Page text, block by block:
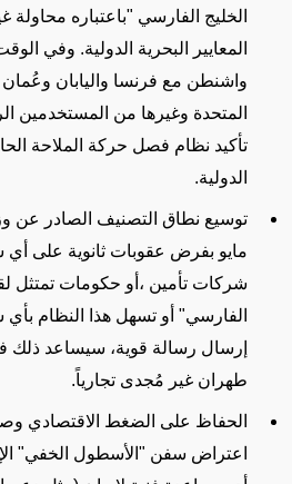
الخليج الفارسي "باعتباره محاولة
المعايير البحرية الدولية. وفي
واشنطن مع فرنسا واليابان وعُمان
المتحدة وغيرها من المستخدمين
تأكيد نظام فصل حركة الملاحة
الدولية.
مايو بفرض عقوبات ثانوية على أي
شركات تأمين ،أو حكومات تمتثل
الفارسي" أو تسهل هذا النظام
إرسال رسالة قوية، سيساعد
طهران غير مُجدى تجارياً.
الحفاظ على الضغط الاقتصادي
اعتراض سفن "الأسطول الخفي"